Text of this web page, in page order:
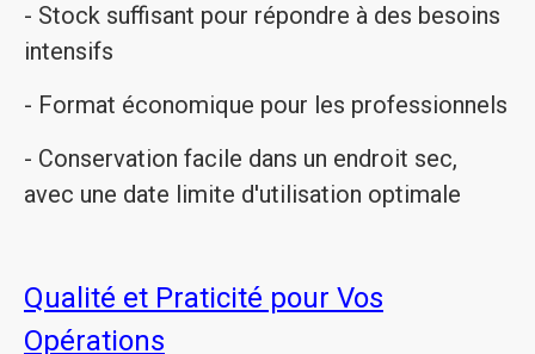
- Stock suffisant pour répondre à des besoins
intensifs
- Format économique pour les professionnels
- Conservation facile dans un endroit sec,
avec une date limite d'utilisation optimale
Qualité et Praticité pour Vos
Opérations